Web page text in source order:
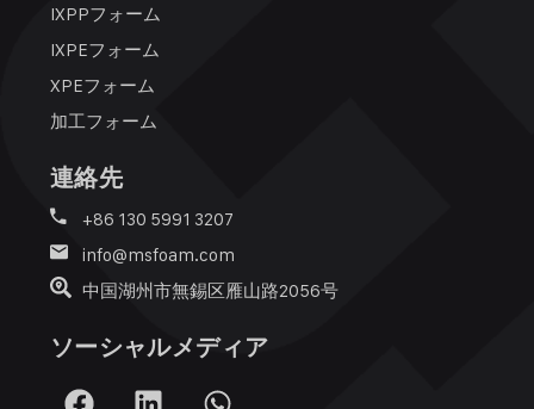
IXPPフォーム
IXPEフォーム
XPEフォーム
加工フォーム
連絡先
+86 130 5991 3207
info@msfoam.com
中国湖州市無錫区雁山路2056号
ソーシャルメディア